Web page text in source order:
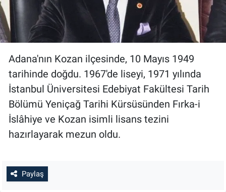
Adana'nın Kozan ilçesinde, 10 Mayıs 1949
tarihinde doğdu. 1967'de liseyi, 1971 yılında
İstanbul Üniversitesi Edebiyat Fakültesi Tarih
Bölümü Yeniçağ Tarihi Kürsüsünden Fırka-i
İslâhiye ve Kozan isimli lisans tezini
hazırlayarak mezun oldu.
Paylaş